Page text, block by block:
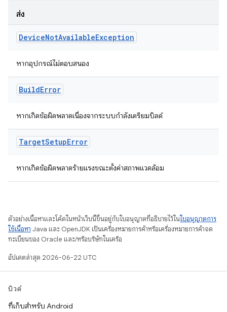
ส่ง
DeviceNotAvailableException
หากอุปกรณ์ไม่ตอบสนอง
BuildError
หากเกิดข้อผิดพลาดเนื่องจากระบบกำลังเตรียมบิลด์
TargetSetupError
หากเกิดข้อผิดพลาดร้ายแรงขณะตั้งค่าสภาพแวดล้อม
ตัวอย่างเนื้อหาและโค้ดในหน้าเว็บนี้ขึ้นอยู่กับใบอนุญาตที่อธิบายไว้ในใบอนุญาตการ
ใช้เนื้อหา Java และ OpenJDK เป็นเครื่องหมายการค้าหรือเครื่องหมายการค้าจด
ทะเบียนของ Oracle และ/หรือบริษัทในเครือ
อัปเดตล่าสุด 2026-06-22 UTC
บิวด์
ที่เก็บสำหรับ Android